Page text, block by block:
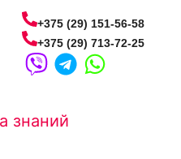
+375 (29) 151-56-58
+375 (29) 713-72-25
знаний